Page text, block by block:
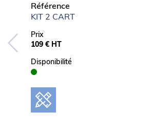
Référence
KIT 2 CART
Prix
109 € HT
Disponibilité